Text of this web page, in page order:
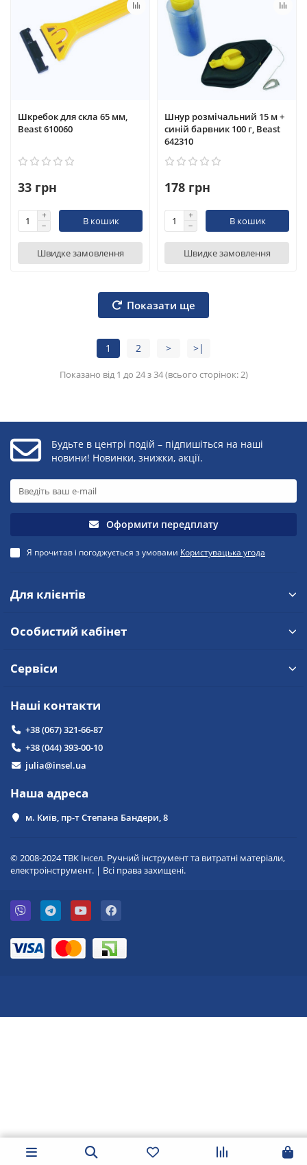
Шкребок для скла 65 мм,
Beast 610060
33 грн
В кошик
Швидке замовлення
Шнур розмічальний 15 м +
синій барвник 100 г, Beast
642310
178 грн
В кошик
Швидке замовлення
Показати ще
1 2 > >|
Показано від 1 до 24 з 34 (всього сторінок: 2)
Будьте в центрі подій – підпишіться на наші
новини! Новинки, знижки, акції.
Оформити передплату
Я прочитав і погоджується з умовами Користувацька угода
Для клієнтів
Особистий кабінет
Сервіси
Наші контакти
+38 (067) 321-66-87
+38 (044) 393-00-10
julia@insel.ua
Наша адреса
м. Київ, пр-т Степана Бандери, 8
© 2008-2024 ТВК Інсел. Ручний інструмент та витратні матеріали,
електроінструмент. | Всі права захищені.